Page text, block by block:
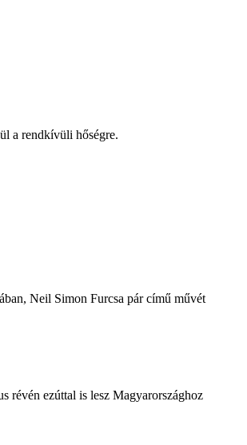
a rendkívüli hőségre.
Neil Simon Furcsa pár című művét
révén ezúttal is lesz Magyarországhoz